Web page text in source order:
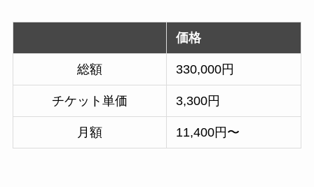
価格
総額 330,000円
チケット単価 3,300円
月額 11,400円〜